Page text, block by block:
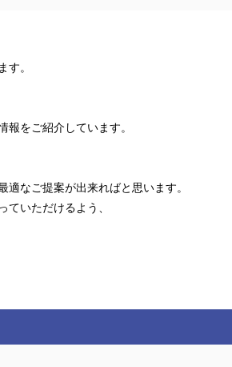
す。
をご紹介しています。
なご提案が出来ればと思います。
ていただけるよう、